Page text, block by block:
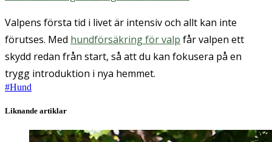
Valpens första tid i livet är intensiv och allt kan inte
förutses. Med hundförsäkring för valp får valpen ett
skydd redan från start, så att du kan fokusera på en
trygg introduktion i nya hemmet.
#Hund
Liknande artiklar